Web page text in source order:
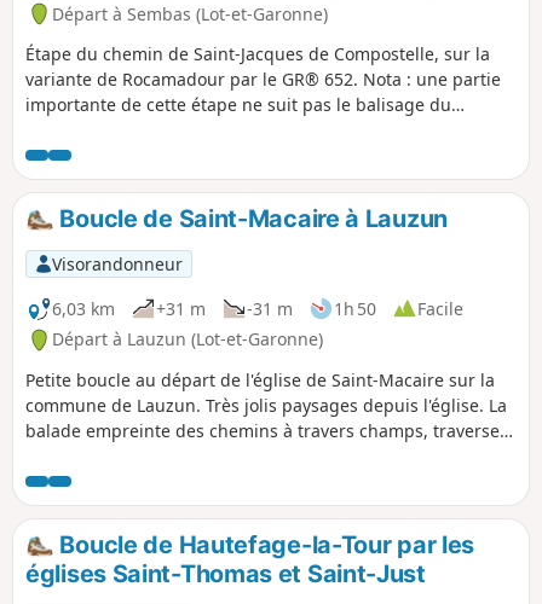
Départ à Sembas (Lot-et-Garonne)
Étape du chemin de Saint-Jacques de Compostelle, sur la
variante de Rocamadour par le GR® 652. Nota : une partie
importante de cette étape ne suit pas le balisage du
bitumé, mieux adapté aux conditions humides.
Boucle de Saint-Macaire à Lauzun
Visorandonneur
6,03 km
+31 m -31 m 1h 50
Facile
Départ à Lauzun (Lot-et-Garonne)
Petite boucle au départ de l'église de Saint-Macaire sur la
commune de Lauzun. Très jolis paysages depuis l'église. La
balade empreinte des chemins à travers champs, traverse
sous-bois où vous passerez à proximité d'une palombière.
Boucle de Hautefage-la-Tour par les
églises Saint-Thomas et Saint-Just